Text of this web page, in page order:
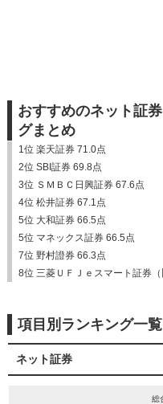
おすすめのネット証
グまとめ
1位 楽天証券 71.0点
2位 SBI証券 69.8点
3位 ＳＭＢＣ日興証券 67.6点
4位 松井証券 67.1点
5位 大和証券 66.5点
5位 マネックス証券 66.5点
7位 野村證券 66.3点
8位 三菱ＵＦＪｅスマート証券
項目別ランキング一覧
ネット証券
総